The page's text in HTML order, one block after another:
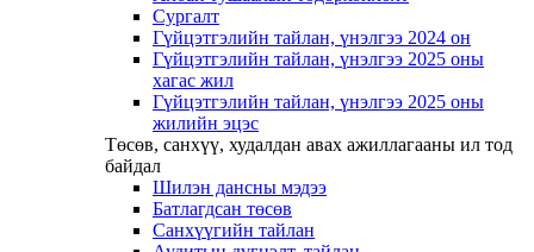
Сургалт
Гүйцэтгэлийн тайлан, үнэлгээ 2024 он
Гүйцэтгэлийн тайлан, үнэлгээ 2025 оны
хагас жил
Гүйцэтгэлийн тайлан, үнэлгээ 2025 оны
жилийн эцэс
Төсөв, санхүү, худалдан авах ажиллагааны ил тод
байдал
Шилэн дансны мэдээ
Батлагдсан төсөв
Санхүүгийн тайлан